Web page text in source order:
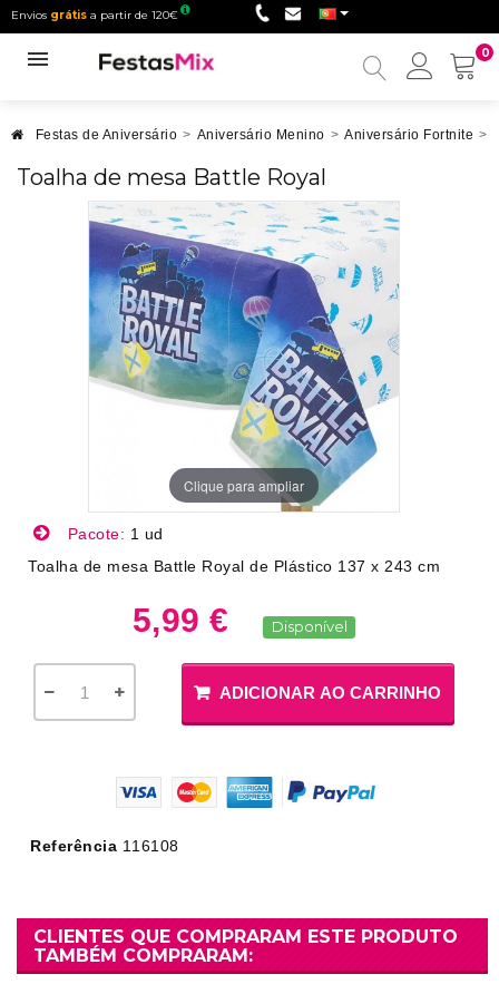
Envios grátis a partir de 120€
0
Minha
Festas de Aniversário > Aniversário Menino > Aniversário Fortnite >
Toalha de mesa Battle Royal
Clique para ampliar
Pacote: 1 ud
Toalha de mesa Battle Royal de Plástico 137 x 243 cm
5,99 € Disponível
ADICIONAR AO CARRINHO
Referência 116108
CLIENTES QUE COMPRARAM ESTE PRODUTO
TAMBÉM COMPRARAM: